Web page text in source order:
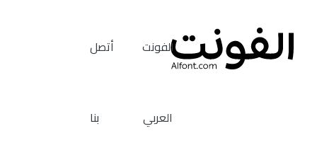
الفونت
العربي
أتصل
بنا